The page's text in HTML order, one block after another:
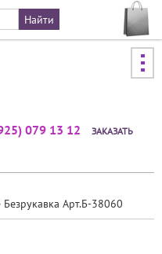
079 13 12
ЗАКАЗАТЬ
Безрукавка Арт.Б-38060